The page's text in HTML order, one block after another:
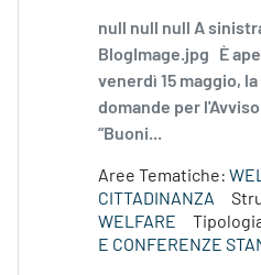
null null null A
BlogImage.jpg È
venerdì 15 maggio,
domande per
“Buoni...
Aree Tematiche:
CITTADINANZA
WELFARE
E CONFERENZE